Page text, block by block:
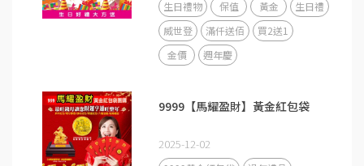
生日禮物 保值 黃金
生日禮
威世登
滿仟送佰
買2送1
金價
週年慶
9999【馬耀盈財】黃金紅包袋
2025-12-02